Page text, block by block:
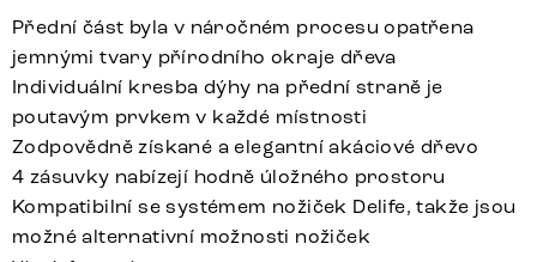
Přední část byla v náročném procesu opatřena
jemnými tvary přírodního okraje dřeva
Individuální kresba dýhy na přední straně je
poutavým prvkem v každé místnosti
Zodpovědně získané a elegantní akáciové dřevo
4 zásuvky nabízejí hodně úložného prostoru
Kompatibilní se systémem nožiček Delife, takže jsou
možné alternativní možnosti nožiček